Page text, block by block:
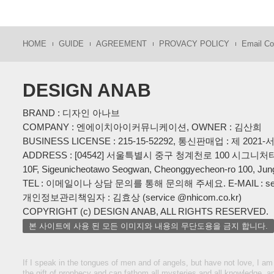
HOME GUIDE AGREEMENT PROVACY POLICY Email
DESIGN ANAB
BRAND : 디자인 아나브
COMPANY : 엔에이치아이커뮤니케이션, OWNER : 김산희
BUSINESS LICENSE : 215-15-52292, 통신판매업 : 제 2021-
ADDRESS : [04542] 서울특별시 중구 청계천로 100 시그니처
10F, Sigeunicheotawo Seogwan, Cheonggyecheon-ro 100,
TEL : 이메일이나 상담 문의를 통해 문의해 주세요. E-MAIL :
개인정보관리책임자 : 김효상 (service @nhicom.co.kr)
COPYRIGHT (c) DESIGN ANAB, ALL RIGHTS RESERVED.
본 사이트에 사용 된 모든 이미지와 내용의 무단도용을 금지 합니다.
If I speak in the tongues of men and of angels, but have not love, I